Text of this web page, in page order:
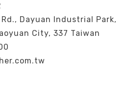
Dayuan Industrial Park,
City, 337 Taiwan